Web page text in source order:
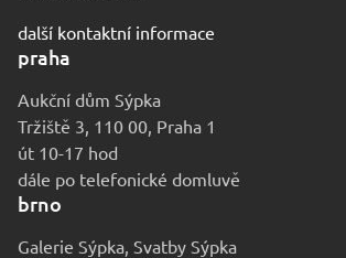
další kontaktní informace
praha
Aukční dům Sýpka
Tržiště 3, 110 00, Praha 1
út 10-17 hod
dále po telefonické domluvě
brno
Galerie Sýpka, Svatby Sýpka